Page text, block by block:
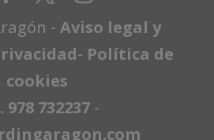
-Aviso legal y
- Política de
cookies
978 732237 -